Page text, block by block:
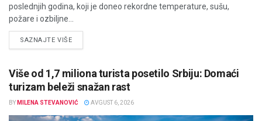
poslednjih godina, koji je doneo rekordne temperature, sušu,
požare i ozbiljne...
SAZNAJTE VIŠEDETAILS
Više od 1,7 miliona turista posetilo Srbiju: Domaći
turizam beleži snažan rast
BY MILENA STEVANOVIĆ AVGUST 6, 2026